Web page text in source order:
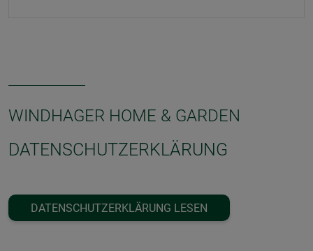
WINDHAGER HOME & GARDEN
DATENSCHUTZERKLÄRUNG
DATENSCHUTZERKLÄRUNG LESEN